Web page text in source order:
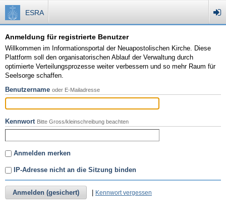
ESRA
Anmeldung für registrierte Benutzer
Willkommen im Informationsportal der Neuapostolischen Kirche. Diese
Plattform soll den organisatorischen Ablauf der Verwaltung durch
optimierte Verteilungsprozesse weiter verbessern und so mehr Raum für
Seelsorge schaffen.
Benutzername oder E-Mailadresse
Kennwort Bitte Gross/kleinschreibung beachten
Anmelden merken
IP-Adresse nicht an die Sitzung binden
Anmelden (gesichert) Kennwort vergessen